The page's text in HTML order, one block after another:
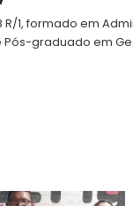
R/1, formado em
graduado em